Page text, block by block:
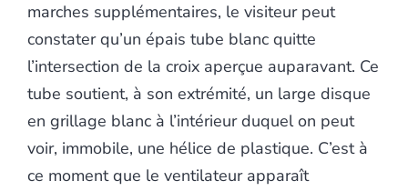
marches supplémentaires, le visiteur peut
constater qu’un épais tube blanc quitte
l’intersection de la croix aperçue auparavant. Ce
tube soutient, à son extrémité, un large disque
en grillage blanc à l’intérieur duquel on peut
voir, immobile, une hélice de plastique. C’est à
ce moment que le ventilateur apparaît